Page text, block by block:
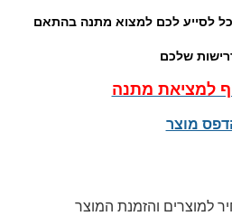
לסייע לכם למצוא מתנה בהתאם
שלכם
למציאת מתנה
מוצר
למוצרים והזמנת המוצר